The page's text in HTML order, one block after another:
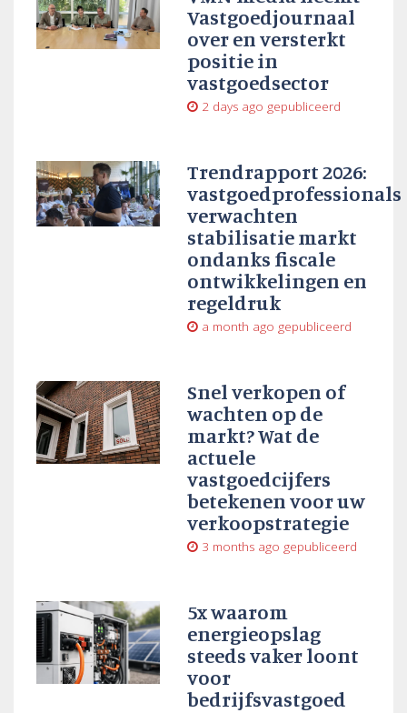
Vastgoedjournaal
over en versterkt
positie in
vastgoedsector
2 days ago gepubliceerd
Trendrapport 2026:
vastgoedprofessionals
verwachten
stabilisatie markt
ondanks fiscale
ontwikkelingen en
regeldruk
a month ago gepubliceerd
Snel verkopen of
wachten op de
markt? Wat de
actuele
vastgoedcijfers
betekenen voor uw
verkoopstrategie
3 months ago gepubliceerd
5x waarom
energieopslag
steeds vaker loont
voor
bedrijfsvastgoed